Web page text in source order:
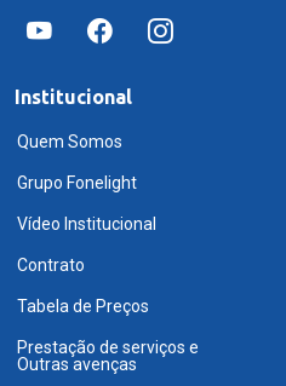
Institucional
Quem Somos
Grupo Fonelight
Vídeo Institucional
Contrato
Tabela de Preços
Prestação de serviços e
Outras avenças